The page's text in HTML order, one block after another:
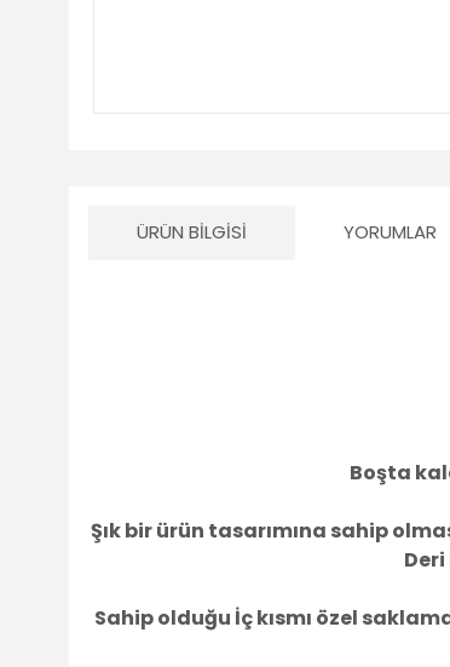
ÜRÜN BILGISI YORUMLAR
Boşta
Şık bir ürün tasarımına sahip
Sahip olduğu İç kısmı özel